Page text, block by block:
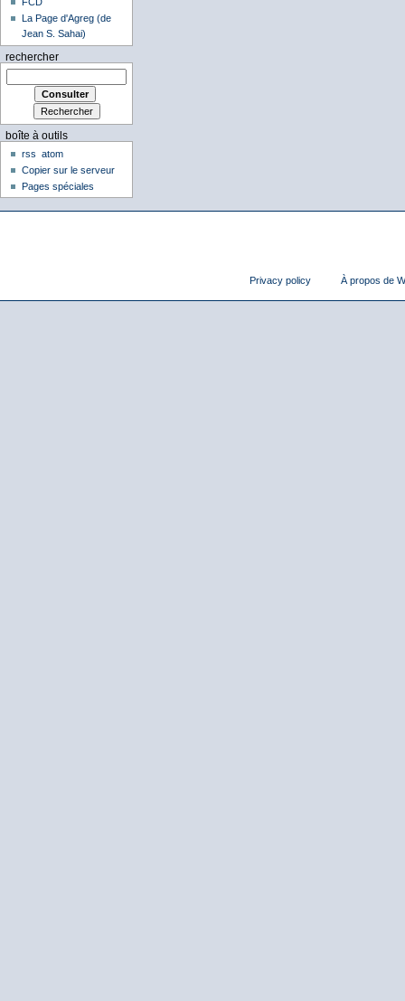
La Page d'Agreg (de
Jean S. Sahai)
rechercher
boîte à outils
rss
atom
Copier sur le serveur
Pages spéciales
Privacy policy À propos de